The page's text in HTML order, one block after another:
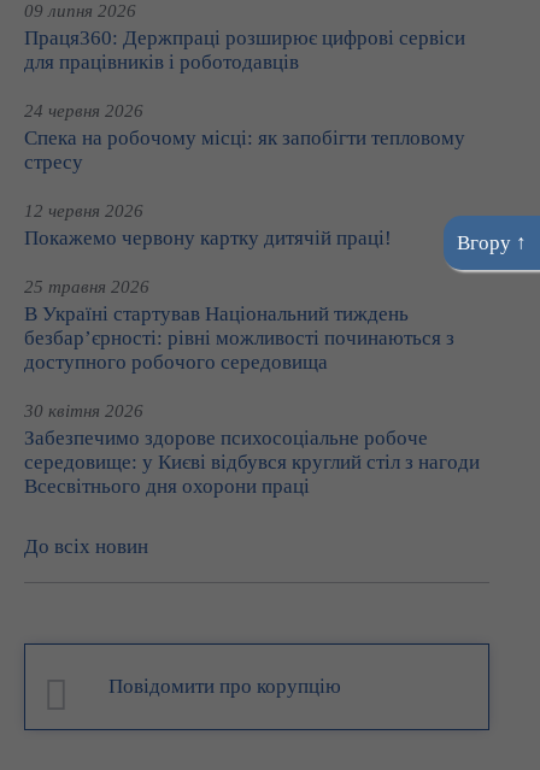
09 липня 2026
Праця360: Держпраці розширює цифрові сервіси
для працівників і роботодавців
24 червня 2026
Спека на робочому місці: як запобігти тепловому
стресу
12 червня 2026
Покажемо червону картку дитячій праці!
25 травня 2026
В Україні стартував Національний тиждень
безбар’єрності: рівні можливості починаються з
доступного робочого середовища
30 квітня 2026
Забезпечимо здорове психосоціальне робоче
середовище: у Києві відбувся круглий стіл з нагоди
Всесвітнього дня охорони праці
До всіх новин
Повідомити про корупцію
Вгору ↑